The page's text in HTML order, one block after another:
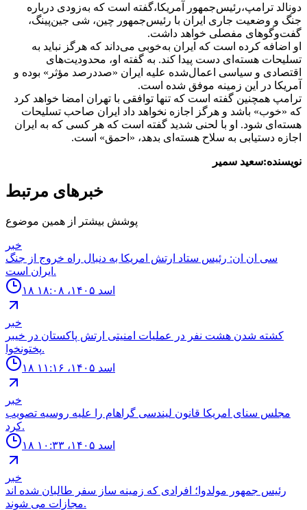
دونالد ترامپ،رئیس‌جمهور آمریکا،گفته است که به‌زودی درباره
جنگ و وضعیت جاری ایران با رئیس‌جمهور چین، شی جین‌پینگ،
گفت‌وگوهای مفصلی خواهد داشت.
او اضافه کرده است که ایران به‌خوبی می‌داند که هرگز نباید به
تسلیحات هسته‌ای دست پیدا کند. به گفته او، محدودیت‌های
اقتصادی و سیاسی اعمال‌شده علیه ایران «صددرصد مؤثر» بوده و
آمریکا در این زمینه موفق شده است.
ترامپ همچنین گفته است که تنها توافقی با تهران امضا خواهد کرد
که «خوب» باشد و هرگز اجازه نخواهد داد ایران صاحب تسلیحات
هسته‌ای شود. او با لحنی شدید گفته است که هر کسی که به ایران
اجازه دستیابی به سلاح هسته‌ای بدهد، «احمق» است.
نویسنده:سعید سمیر
خبرهای مرتبط
پوشش بیشتر از همین موضوع
خبر
سى ان ان: رئيس ستاد ارتش امريكا به دنبال راه خروج از جنگ
ايران است.
۱۸ اسد ۱۴۰۵، ۱۸:۰۸
خبر
كشته شدن هشت نفر در عمليات امنيتى ارتش پاكستان در خيبر
پختونخوا.
۱۸ اسد ۱۴۰۵، ۱۱:۱۶
خبر
مجلس سناى امريكا قانون ليندسى گراهام را عليه روسيه تصويب
كرد.
۱۸ اسد ۱۴۰۵، ۱۰:۳۳
خبر
رئيس جمهور مولدوا؛ افرادى كه زمينه ساز سفر طالبان شده اند
مجازات مى شوند.